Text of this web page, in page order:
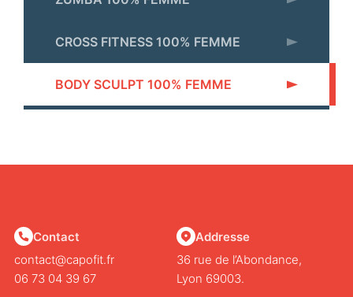
CROSS FITNESS 100% FEMME
BODY SCULPT 100% FEMME
Contact
contact@capofit.fr
06 73 04 39 67
Addresse
36 rue de l’Abondance,
Lyon 69003.